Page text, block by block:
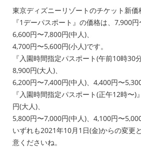
東京ディズニーリゾートのチケット新価
『1デーパスポート』の価格は、7,900円
6,600円〜7,800円(中人)、
4,700円〜5,600円(小人)です。
『入園時間指定パスポート(午前10時30
8,900円(大人)、
6,200円〜7,400円(中人)、4,400円〜
『入園時間指定パスポート(正午12時〜
円(大人)、
5,800円〜7,000円(中人)、4,100円〜
いずれも2021年10月1日(金)からの変更
意くださいね。